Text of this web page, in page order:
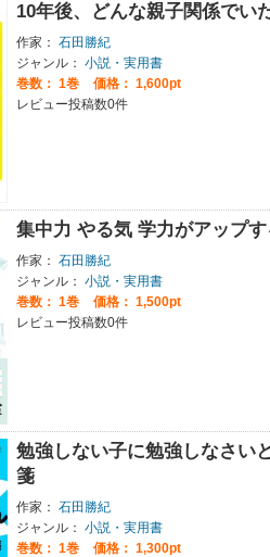
10年後、どんな親子関係でい
作家： 石田勝紀
ジャンル： 小説・実用書
巻数： 1巻
価格： 1,600pt
レビュー投稿数0件
集中力 やる気 学力がアップ
作家： 石田勝紀
ジャンル： 小説・実用書
巻数： 1巻
価格： 1,500pt
レビュー投稿数0件
勉強しない子に勉強しなさい
箋
作家： 石田勝紀
ジャンル： 小説・実用書
巻数： 1巻
価格： 1,300pt